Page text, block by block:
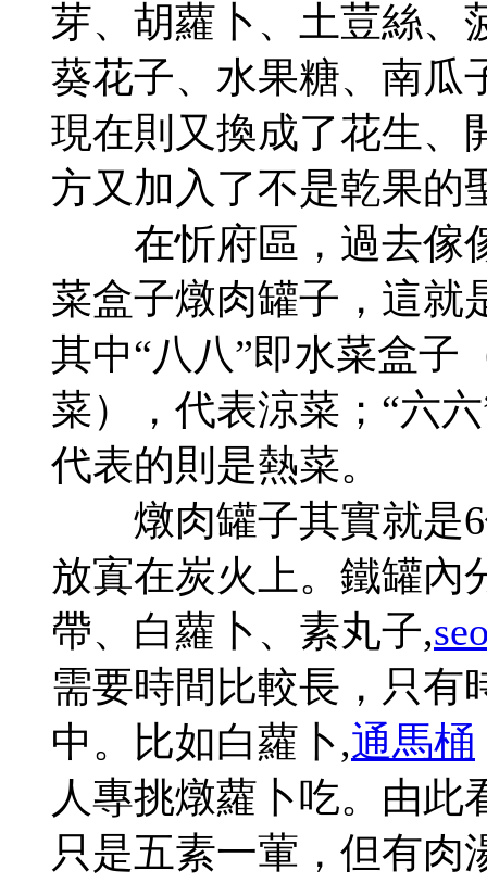
芽、胡蘿卜、土荳絲、
葵花子、水果糖、南瓜
現在則又換成了花生、
方又加入了不是乾果的
在忻府區，過去傢
菜盒子燉肉罐子，這就
其中“八八”即水菜盒子
菜），代表涼菜；“六
代表的則是熱菜。
燉肉罐子其實就是6
放寘在炭火上。鐵罐內
帶、白蘿卜、素丸子,
需要時間比較長，只有
中。比如白蘿卜,通馬桶
人專挑燉蘿卜吃。由此
只是五素一葷，但有肉